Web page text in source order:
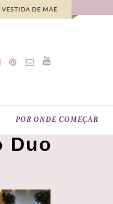
POR ONDE COMEÇAR
Duo